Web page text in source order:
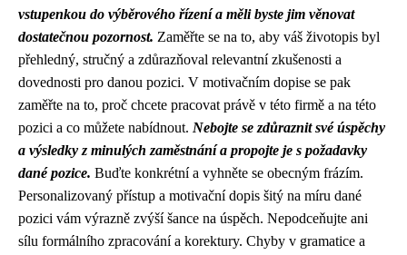
vstupenkou do výběrového řízení a měli byste jim věnovat
dostatečnou pozornost. Zaměřte se na to, aby váš životopis byl
přehledný, stručný a zdůrazňoval relevantní zkušenosti a
dovednosti pro danou pozici. V motivačním dopise se pak
zaměřte na to, proč chcete pracovat právě v této firmě a na této
pozici a co můžete nabídnout. Nebojte se zdůraznit své úspěchy
a výsledky z minulých zaměstnání a propojte je s požadavky
dané pozice. Buďte konkrétní a vyhněte se obecným frázím.
Personalizovaný přístup a motivační dopis šitý na míru dané
pozici vám výrazně zvýší šance na úspěch. Nepodceňujte ani
sílu formálního zpracování a korektury. Chyby v gramatice a